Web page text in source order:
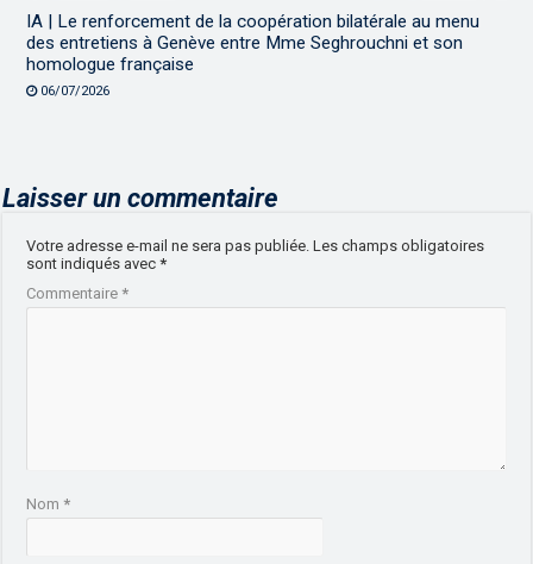
IA | Le renforcement de la coopération bilatérale au menu
des entretiens à Genève entre Mme Seghrouchni et son
homologue française
06/07/2026
Laisser un commentaire
Votre adresse e-mail ne sera pas publiée. Les champs obligatoires
sont indiqués avec*
Commentaire*
Nom*